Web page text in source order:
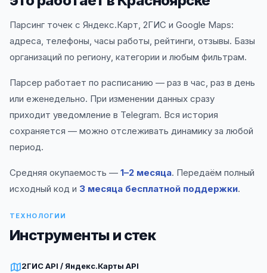
Парсинг точек с Яндекс.Карт, 2ГИС и Google Maps:
адреса, телефоны, часы работы, рейтинги, отзывы. Базы
организаций по региону, категории и любым фильтрам.
Парсер работает по расписанию — раз в час, раз в день
или еженедельно. При изменении данных сразу
приходит уведомление в Telegram. Вся история
сохраняется — можно отслеживать динамику за любой
период.
Средняя окупаемость — 1–2 месяца. Передаём полный
исходный код и 3 месяца бесплатной поддержки.
ТЕХНОЛОГИИ
Инструменты и стек
2ГИС API / Яндекс.Карты API